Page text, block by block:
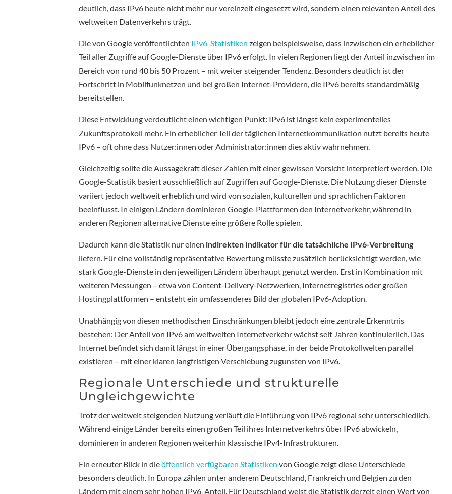
deutlich, dass IPv6 heute nicht mehr nur vereinzelt eingesetzt wird, sondern einen relevanten Anteil des
weltweiten Datenverkehrs trägt.
Die von Google veröffentlichten IPv6-Statistiken zeigen beispielsweise, dass inzwischen ein erheblicher
Teil aller Zugriffe auf Google-Dienste über IPv6 erfolgt. In vielen Regionen liegt der Anteil inzwischen im
Bereich von rund 40 bis 50 Prozent – mit weiter steigender Tendenz. Besonders deutlich ist der
Fortschritt in Mobilfunknetzen und bei großen Internet-Providern, die IPv6 bereits standardmäßig
bereitstellen.
Diese Entwicklung verdeutlicht einen wichtigen Punkt: IPv6 ist längst kein experimentelles
Zukunftsprotokoll mehr. Ein erheblicher Teil der täglichen Internetkommunikation nutzt bereits heute
IPv6 – oft ohne dass Nutzer:innen oder Administrator:innen dies aktiv wahrnehmen.
Gleichzeitig sollte die Aussagekraft dieser Zahlen mit einer gewissen Vorsicht interpretiert werden. Die
Google-Statistik basiert ausschließlich auf Zugriffen auf Google-Dienste. Die Nutzung dieser Dienste
variiert jedoch weltweit erheblich und wird von sozialen, kulturellen und sprachlichen Faktoren
beeinflusst. In einigen Ländern dominieren Google-Plattformen den Internetverkehr, während in
anderen Regionen alternative Dienste eine größere Rolle spielen.
Dadurch kann die Statistik nur einen indirekten Indikator für die tatsächliche IPv6-Verbreitung
liefern. Für eine vollständig repräsentative Bewertung müsste zusätzlich berücksichtigt werden, wie
stark Google-Dienste in den jeweiligen Ländern überhaupt genutzt werden. Erst in Kombination mit
weiteren Messungen – etwa von Content-Delivery-Netzwerken, Internetregistries oder großen
Hostingplattformen – entsteht ein umfassenderes Bild der globalen IPv6-Adoption.
Unabhängig von diesen methodischen Einschränkungen bleibt jedoch eine zentrale Erkenntnis
bestehen: Der Anteil von IPv6 am weltweiten Internetverkehr wächst seit Jahren kontinuierlich. Das
Internet befindet sich damit längst in einer Übergangsphase, in der beide Protokollwelten parallel
existieren – mit einer klaren langfristigen Verschiebung zugunsten von IPv6.
Regionale Unterschiede und strukturelle
Ungleichgewichte
Trotz der weltweit steigenden Nutzung verläuft die Einführung von IPv6 regional sehr unterschiedlich.
Während einige Länder bereits einen großen Teil ihres Internetverkehrs über IPv6 abwickeln,
dominieren in anderen Regionen weiterhin klassische IPv4-Infrastrukturen.
Ein erneuter Blick in dieöffentlich verfügbaren Statistiken von Google zeigt diese Unterschiede
besonders deutlich. In Europa zählen unter anderem Deutschland, Frankreich und Belgien zu den
Ländern mit einem sehr hohen IPv6-Anteil. Für Deutschland weist die Statistik derzeit einen Wert von